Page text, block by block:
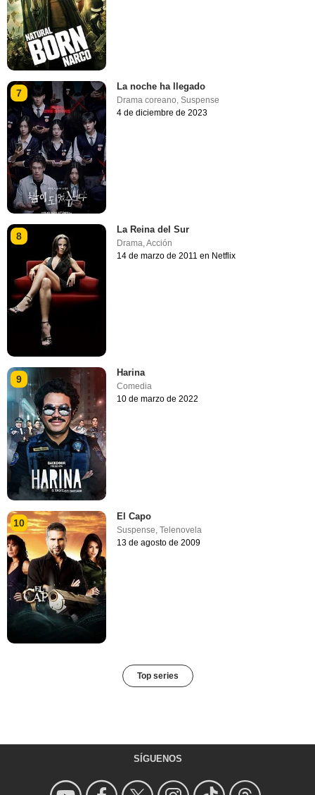
7
La noche ha llegado
Drama coreano,Suspense
4 de diciembre de 2023
8
La Reina del Sur
Drama,Acción
14 de marzo de 2011 en Netflix
9
Harina
Comedia
10 de marzo de 2022
10
El Capo
Suspense ,Telenovela
13 de agosto de 2009
Top series
SÍGUENOS